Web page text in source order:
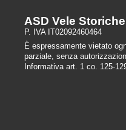
ASD Vele
P. IVA IT02092460464
È espressamente vietato
parziale, senza
Informativa art. 1 co. 125-